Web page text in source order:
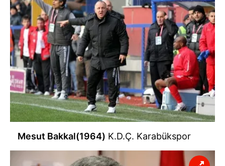
Mesut Bakkal(1964) K.D.Ç. Karabükspor